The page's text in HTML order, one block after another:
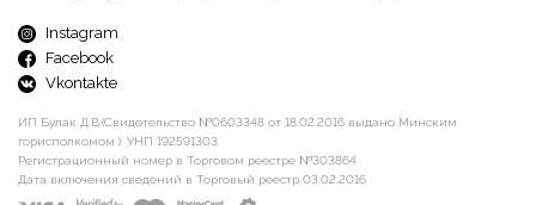
Instagram
Facebook
Vkontakte
ИП Булак Д.В.(Свидетельство №0603348 от 18.02.2016 выдано Минским
горисполкомом ). УНП 192591303
Регистрационный номер в Торговом реестре №303864
Дата включения сведений в Торговый реестр 03.02.2016